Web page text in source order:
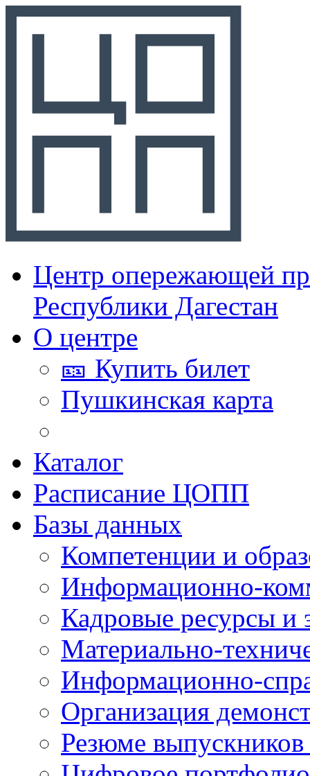
Центр опережающей
Республики Дагестан
О центре
🎫 Купить билет
Пушкинская карта
Каталог
Расписание ЦОПП
Базы данных
Компетенции и
Информационно-
Кадровые ресурсы и
Материально-
Информационно-
Организация
Резюме